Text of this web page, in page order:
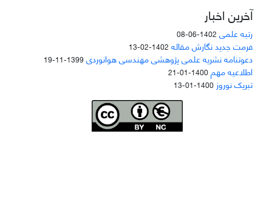
آخرین اخبار
رتبه علمی 1402-06-08
فرمت جدید نگارش مقاله 1402-02-13
دعوتنامه نشریه علمی پژوهشی مهندسی هوانوردی1399-11-19
اطلاعیه مهم1400-01-21
تبریک نوروز 1400-01-13